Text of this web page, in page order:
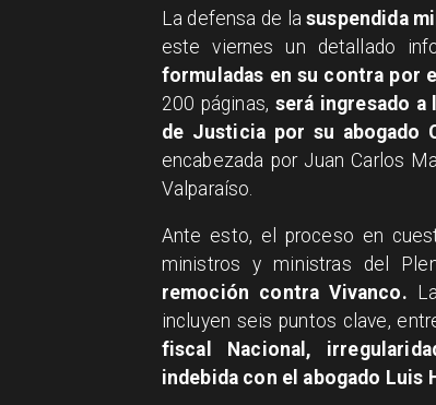
La defensa de lasuspendida
este viernes un detallado
formuladas en su contra por
200 páginas, será ingresado a
de Justicia por su abogado
encabezada por Juan Carlos
Valparaíso.
Ante esto, el proceso en
ministros y ministras del
remoción contra Vivanco.
incluyen seis puntos clave,
fiscal Nacional,
indebida con el abogado Luis